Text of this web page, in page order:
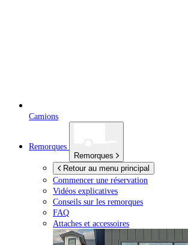
Camions
Remorques
Remorques
Retour au menu principal
Commencer une réservation
Vidéos explicatives
Conseils sur les remorques
FAQ
Attaches et accessoires